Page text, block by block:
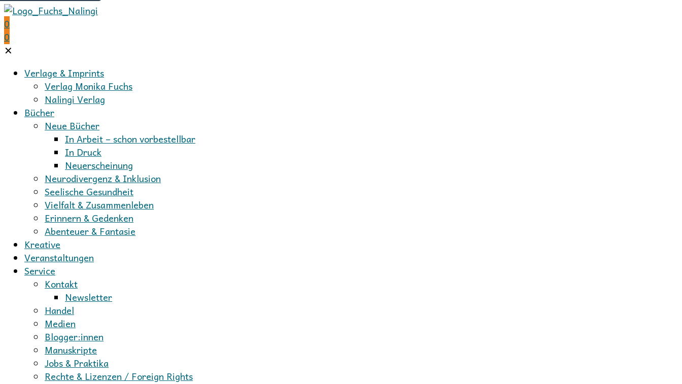
0
0
✕
Verlage & Imprints
Verlag Monika Fuchs
Nalingi Verlag
Bücher
Neue Bücher
In Arbeit – schon vorbestellbar
In Druck
Neuerscheinung
Neurodivergenz & Inklusion
Seelische Gesundheit
Vielfalt & Zusammenleben
Erinnern & Gedenken
Abenteuer & Fantasie
Kreative
Veranstaltungen
Service
Kontakt
Newsletter
Handel
Medien
Blogger:innen
Manuskripte
Jobs & Praktika
Rechte & Lizenzen / Foreign Rights